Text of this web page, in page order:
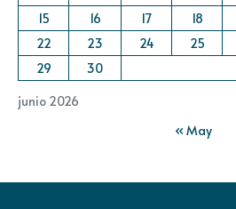
junio 2026
15
16 17 18
22
23 24 25
29
30
« May